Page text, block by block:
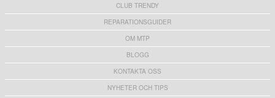
CLUB TRENDY
REPARATIONSGUIDER
OM MTP
BLOGG
KONTAKTA OSS
NYHETER OCH TIPS